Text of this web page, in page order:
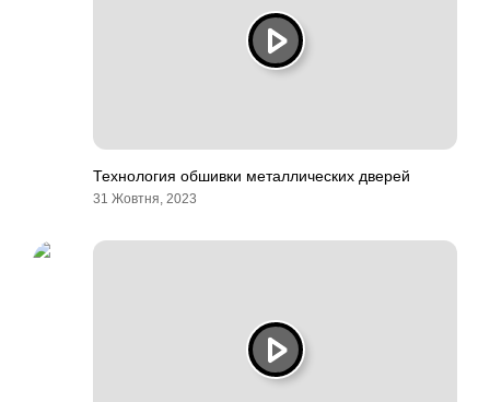
Технология обшивки металлических дверей
31 Жовтня, 2023